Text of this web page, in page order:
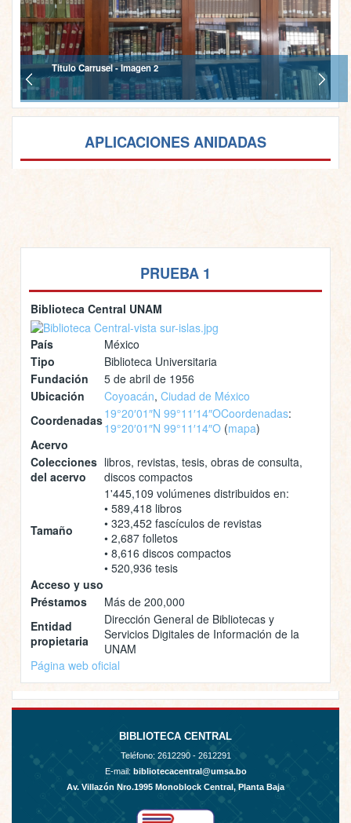
Titulo Carrusel - Imagen 2
APLICACIONES ANIDADAS
PRUEBA 1
Biblioteca Central UNAM
País
México
Tipo
Biblioteca Universitaria
Fundación
5 de abril de 1956
Ubicación
Coyoacán, Ciudad de México
Coordenadas19°20′01″N 99°11′14″OCoordenadas:
19°20′01″N 99°11′14″O (mapa)
Acervo
Colecciones
del acervo
libros, revistas, tesis, obras de consulta,
discos compactos
Tamaño
1'445,109 volúmenes distribuidos en:
• 589,418 libros
• 323,452 fascículos de revistas
• 2,687 folletos
• 8,616 discos compactos
• 520,936 tesis
Acceso y uso
Préstamos
Más de 200,000
Entidad
propietaria
Dirección General de Bibliotecas y
Servicios Digitales de Información de la
UNAM
Página web oficial
BIBLIOTECA CENTRAL
Teléfono: 2612290 - 2612291
E-mail: bibliotecacentral@umsa.bo
Av. Villazón Nro.1995 Monoblock Central, Planta Baja